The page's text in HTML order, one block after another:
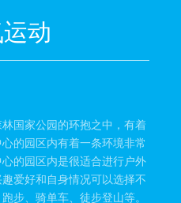
动
国家公园的环抱之中，有着
的园区内有着一条环境非常
的园区内是很适合进行户外
爱好和自身情况可以选择不
步、骑单车、徒步登山等。